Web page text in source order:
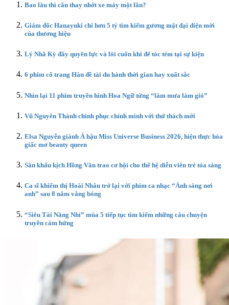
Bao lâu thì cần thay nhớt xe máy một lần?
Giám đốc Hanayuki chi hơn 5 tỷ tìm kiếm gương mặt đại diện mới
của thương hiệu
Lý Nhã Kỳ đầy quyền lực và lôi cuốn khi để tóc tém tại sự kiện
6 phim cổ trang Hàn đề tài du hành thời gian hay xuất sắc
Nhìn lại 11 phim truyền hình Hoa Ngữ từng “làm mưa làm gió”
Vũ Nguyên Thành chinh phục chính mình với thử thách mới
Elsa Nguyễn giành Á hậu Miss Universe Business 2026, hiện thực hóa
giấc mơ beauty queen
Sân khấu kịch Hồng Vân trao cơ hội cho thế hệ diễn viên trẻ tỏa sáng
Ca sĩ khiếm thị Hoài Nhân trở lại với phim ca nhạc “Ánh sáng nơi
anh” sau 8 năm vắng bóng
“Siêu Tài Năng Nhí” mùa 5 tiếp tục tìm kiếm những câu chuyện
truyền cảm hứng